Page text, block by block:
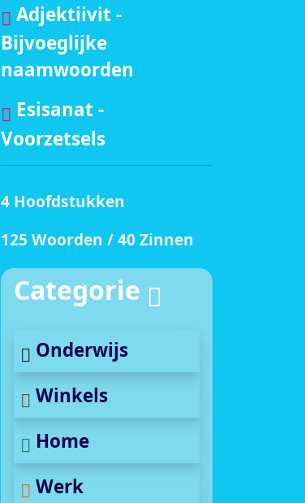
Adjektiivit -
Bijvoeglijke
naamwoorden
Esisanat -
Voorzetsels
4 Hoofdstukken
125 Woorden / 40 Zinnen
Categorie
Onderwijs
Winkels
Home
Werk